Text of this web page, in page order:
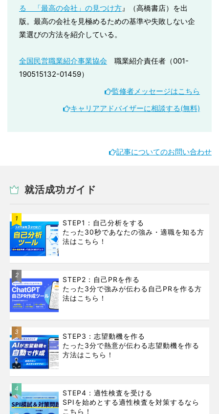
る 「最高の会社」の見つけ方』（高橋書店）を出
版。最高の会社を見極めるための基準や失敗しない企
業選びの方法を紹介している。
全国民営職業紹介事業協会 職業紹介責任者（001-
190515132-01459）
監修者メッセージはこちら
キャリアアドバイザーに相談する(無料)
記事についてのお問い合わせ
就活成功ガイド
1
STEP1：自己分析をする
たった30秒であなたの強み・適職を知る方
法はこちら！
2
STEP2：自己PRを作る
たった3分で強みが伝わる自己PRを作る方
法はこちら！
3
STEP3：志望動機を作る
たった3分で熱意が伝わる志望動機を作る
方法はこちら！
4
STEP4：適性検査を受ける
SPIを始めとする適性検査を対策するなら
こちら！